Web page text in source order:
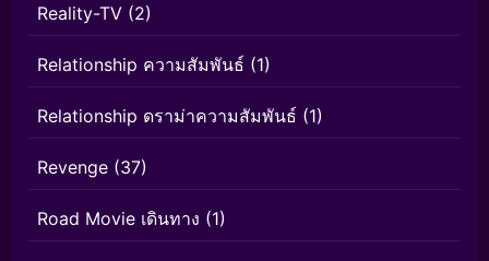
Reality-TV (2)
Relationship ความสัมพันธ์ (1)
Relationship ดราม่าความสัมพันธ์ (1)
Revenge (37)
Road Movie เดินทาง (1)